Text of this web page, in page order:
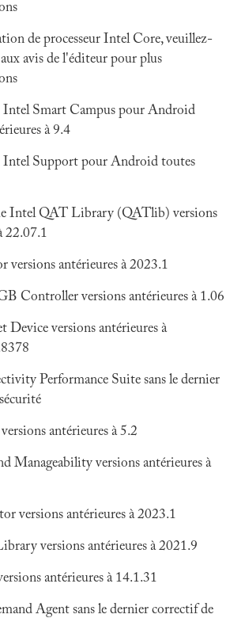
de processeur Intel Core, veuillez-
avis de l'éditeur pour plus
Smart Campus pour Android
à 9.4
Support pour Android toutes
Intel QAT Library (QATlib) versions
22.07.1
versions antérieures à 2023.1
Controller versions antérieures à 1.06
Device versions antérieures à
Performance Suite sans le dernier
antérieures à 5.2
Manageability versions antérieures à
versions antérieures à 2023.1
versions antérieures à 2021.9
antérieures à 14.1.31
Agent sans le dernier correctif de